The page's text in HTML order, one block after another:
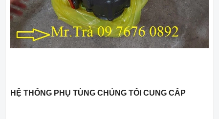
HỆ THỐNG PHỤ TÙNG CHÚNG TỐI CUNG CẤP